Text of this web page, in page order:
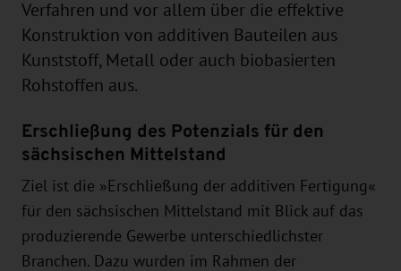
Verfahren und vor allem über die effektive
Konstruktion von additiven Bauteilen aus
Kunststoff, Metall oder auch biobasierten
Rohstoffen aus.
Erschließung des Potenzials für den
sächsischen Mittelstand
Ziel ist die »Erschließung der additiven Fertigung«
für den sächsischen Mittelstand mit Blick auf das
produzierende Gewerbe unterschiedlichster
Branchen. Dazu wurden im Rahmen der